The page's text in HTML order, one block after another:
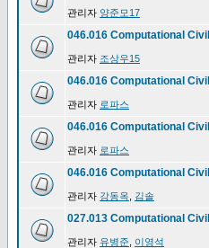
관리자 양준모17
046.016 Computational
관리자 조상우15
046.016 Computational
관리자 로파스
046.016 Computational
관리자 로파스
046.016 Computational
관리자 강동옥 김솔
027.013 Computational
관리자 유병준 이영석